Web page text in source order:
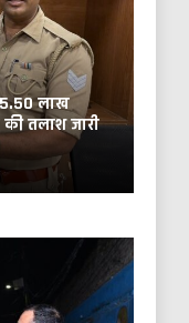
5.50 लाख
तलाश जारी